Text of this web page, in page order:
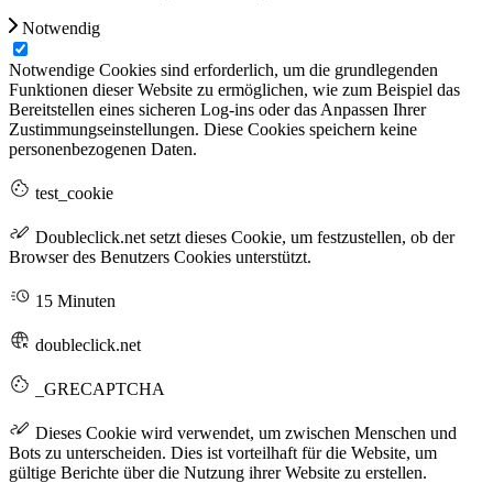
Notwendig
Notwendige Cookies sind erforderlich, um die grundlegenden
Funktionen dieser Website zu ermöglichen, wie zum Beispiel das
Bereitstellen eines sicheren Log-ins oder das Anpassen Ihrer
Zustimmungseinstellungen. Diese Cookies speichern keine
personenbezogenen Daten.
test_cookie
Doubleclick.net setzt dieses Cookie, um festzustellen, ob der
Browser des Benutzers Cookies unterstützt.
15 Minuten
doubleclick.net
_GRECAPTCHA
Dieses Cookie wird verwendet, um zwischen Menschen und
Bots zu unterscheiden. Dies ist vorteilhaft für die Website, um
gültige Berichte über die Nutzung ihrer Website zu erstellen.